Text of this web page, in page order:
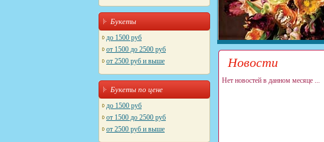
Букеты
до 1500 руб
от 1500 до 2500 руб
от 2500 руб и выше
Букеты по цене
до 1500 руб
от 1500 до 2500 руб
от 2500 руб и выше
Новости
Нет новостей в данном месяце ...